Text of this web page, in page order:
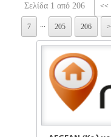
Σελίδα 1 από 206 <<
7 205 206 >